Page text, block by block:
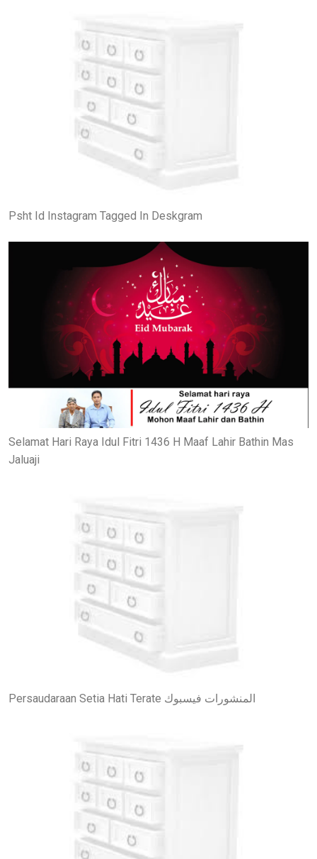
Psht Id Instagram Tagged In Deskgram
Selamat Hari Raya Idul Fitri 1436 H Maaf Lahir Bathin Mas
Jaluaji
Persaudaraan Setia Hati Terate المنشورات فيسبوك